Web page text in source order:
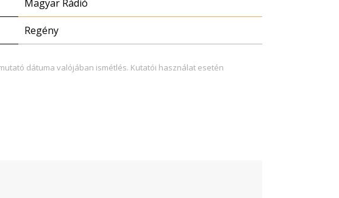
Magyar Rádió
Regény
dátuma valójában ismétlés. Kutatói használat esetén